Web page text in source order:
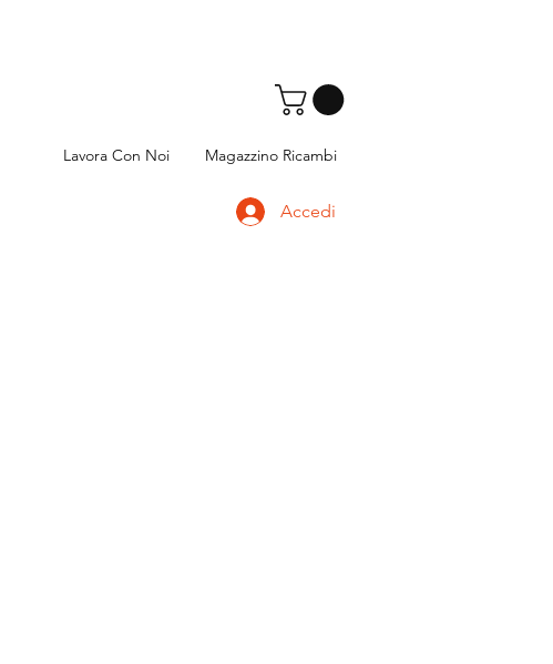
Lavora Con Noi Magazzino Ricambi
Accedi